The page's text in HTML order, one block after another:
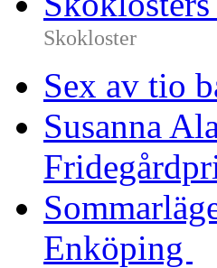
Skokloster
Sex av tio
Susanna
Enköping